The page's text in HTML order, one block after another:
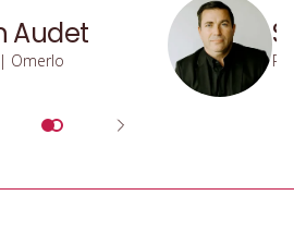
Audet
Omerlo